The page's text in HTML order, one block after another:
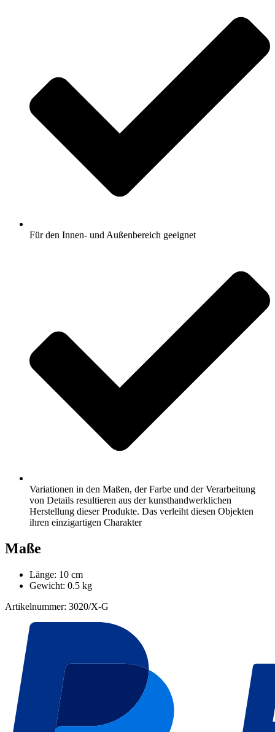
Für den Innen- und Außenbereich geeignet
Variationen in den Maßen, der Farbe und der Verarbeitung
von Details resultieren aus der kunsthandwerklichen
Herstellung dieser Produkte. Das verleiht diesen Objekten
ihren einzigartigen Charakter
Maße
Länge: 10 cm
Gewicht: 0.5 kg
Artikelnummer: 3020/X-G